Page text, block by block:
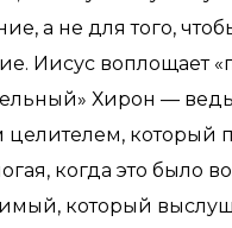
а не для того,
Иисус воплощает
Хирон —
который
когда это было
который